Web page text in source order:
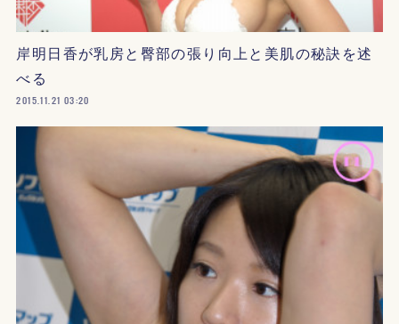
岸明日香が乳房と臀部の張り向上と美肌の秘訣を述
べる
2015.11.21 03:20